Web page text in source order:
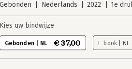
Gebonden Nederlands 2022 1e
Kies uw bindwijze
Gebonden | NL € 37,00 E-book | NL